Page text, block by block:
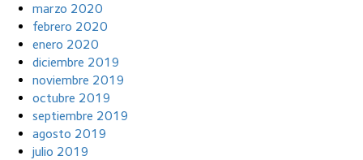
marzo 2020
febrero 2020
enero 2020
diciembre 2019
noviembre 2019
octubre 2019
septiembre 2019
agosto 2019
julio 2019